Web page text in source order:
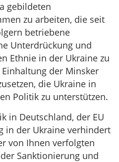
gebildeten
zu arbeiten, die seit
betriebene
Unterdrückung und
Ethnie in der Ukraine zu
der Minsker
die Ukraine in
Politik zu unterstützen.
in Deutschland, der EU
in der Ukraine verhindert
von Ihnen verfolgten
Sanktionierung und